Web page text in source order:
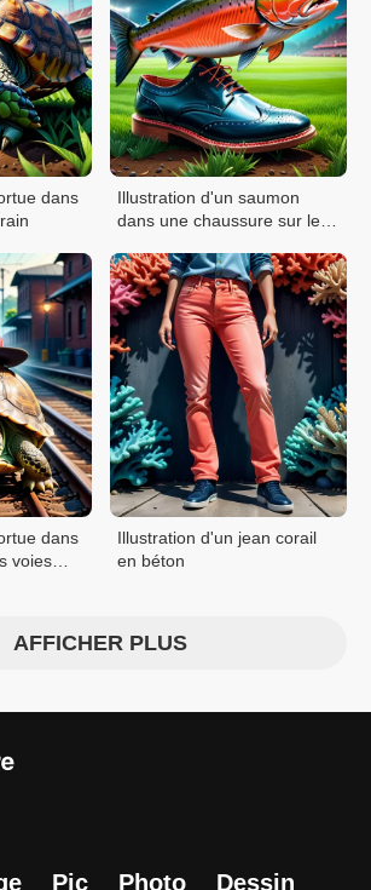
dans
Illustration d'un saumon
dans une chaussure sur le
dans
voies
Illustration d'un jean corail
en béton
AFFICHER PLUS
Pic Photo Dessin